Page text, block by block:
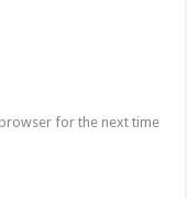
for the next time